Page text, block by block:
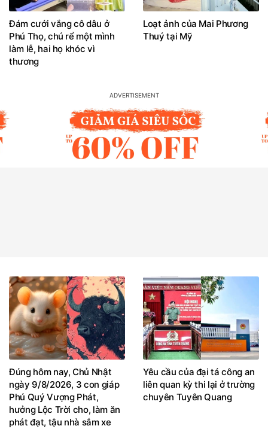
Đám cưới vắng cô dâu ở
Phú Thọ, chú rể một mình
làm lễ, hai họ khóc vì
thương
Loạt ảnh của Mai Phương
Thuý tại Mỹ
Đúng hôm nay, Chủ Nhật
ngày 9/8/2026, 3 con giáp
Phú Quý Vượng Phát,
hưởng Lộc Trời cho, làm ăn
phát đạt, tậu nhà sắm xe
Yêu cầu của đại tá công an
liên quan kỳ thi lại ở trường
chuyên Tuyên Quang